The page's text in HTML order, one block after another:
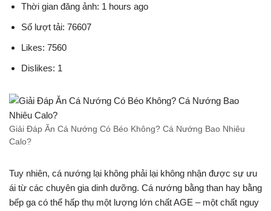
Thời gian đăng ảnh: 1 hours ago
Số lượt tải: 76607
Likes: 7560
Dislikes: 1
Giải Đáp Ăn Cá Nướng Có Béo Không? Cá Nướng Bao Nhiêu
Calo?
Tuy nhiên, cá nướng lại không phải lại không nhận được sự ưu
ái từ các chuyên gia dinh dưỡng. Cá nướng bằng than hay bằng
bếp ga có thể hấp thụ một lượng lớn chất AGE – một chất nguy